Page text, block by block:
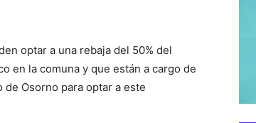
optar a una rebaja del 50% del
en la comuna y que están a cargo de
Osorno para optar a este